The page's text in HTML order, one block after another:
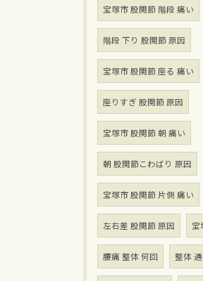
宝塚市 股関節 階段 痛い
階段 下り 股関節 原因
宝塚市 股関節 座る 痛い
座りすぎ 股関節 原因
宝塚市 股関節 朝 痛い
朝 股関節こわばり 原因
宝塚市 股関節 片側 痛い
左右差 股関節 原因 宝
腰痛 整体 何回 整体